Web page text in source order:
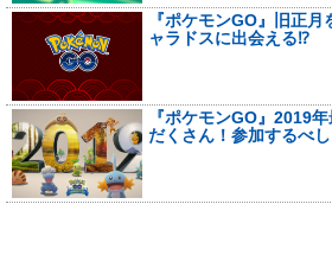
『ポケモンGO』旧正
ャラドスに出会える⁉
『ポケモンGO』2019
だくさん！参加するべし